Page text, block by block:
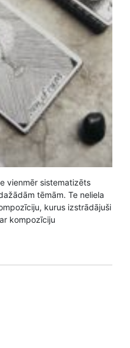
vienmēr sistematizēts
tēmām. Te neliela
kurus izstrādājuši
kompozīciju